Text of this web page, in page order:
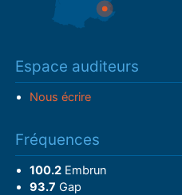
Espace auditeurs
Nous écrire
Fréquences
100.2Embrun
93.7 Gap